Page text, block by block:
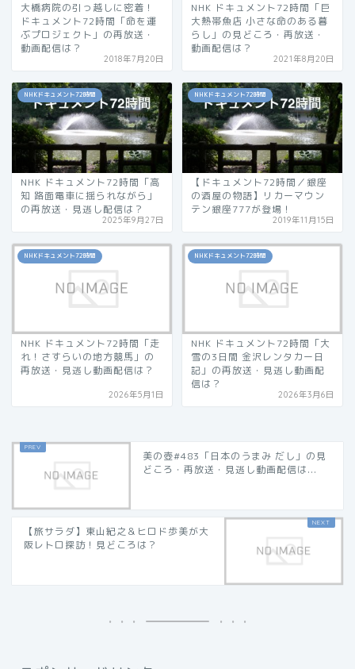
大橋病院の引っ越しに密着！
ドキュメント72時間「命を運
ぶプロジェクト」の再放送・
動画配信は？
2018年7月20日
NHK ドキュメント72時間「巨
大熱帯魚店 小さな命のある暮
らし」の見どころ・再放送・
動画配信は？
2021年8月20日
NHKドキュメント72時間
NHK ドキュメント72時間「高
知 路面電車に揺られながら」
の再放送・見逃し配信は？
2025年9月27日
NHKドキュメント72時間
【ドキュメント72時間／銀座
の酒屋の物語】リカーマウン
テン銀座777が登場！
2019年11月15日
NHKドキュメント72時間
NHK ドキュメント72時間「走
れ！さすらいの地方競馬」の
再放送・見逃し動画配信は？
2026年5月1日
NHKドキュメント72時間
NHK ドキュメント72時間「大
雪の3日間 金沢レンタカー日
記」の再放送・見逃し動画配
信は？
2026年3月6日
美の壺#483「日本のうまみ だし」の見
どころ・再放送・見逃し動画配信は...
【旅サラダ】東山紀之＆ヒロド歩美が大
阪レトロ探訪！見どころは？